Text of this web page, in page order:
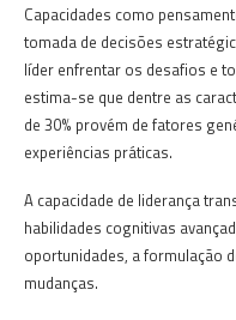
Capacidades como
tomada de decisões
líder enfrentar os desafios e
estima-se que dentre as
de 30% provém de fatores
experiências práticas.
A capacidade de liderança
habilidades cognitivas
oportunidades, a formulação
mudanças.